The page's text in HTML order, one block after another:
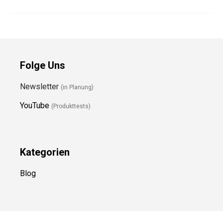
Folge Uns
Newsletter (in Planung)
YouTube (Produkttests)
Kategorien
Blog